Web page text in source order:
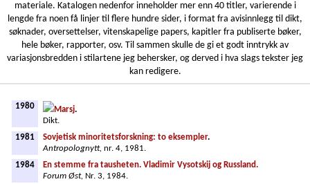
materiale. Katalogen nedenfor inneholder mer enn 40 titler, varierende i
lengde fra noen få linjer til flere hundre sider, i format fra avisinnlegg til dikt,
søknader, oversettelser, vitenskapelige papers, kapitler fra publiserte bøker,
hele bøker, rapporter, osv. Til sammen skulle de gi et godt inntrykk av
variasjonsbredden i stilartene jeg behersker, og derved i hva slags tekster jeg
kan redigere.
1980 Marsj.
Dikt.
1981
Sovjetisk minoritetsforskning: to eksempler.
Antropolognytt, nr. 4, 1981.
1984
En stemme fra tausheten. Vladimir Vysotskij og Russland.
Forum Øst, Nr. 3, 1984.